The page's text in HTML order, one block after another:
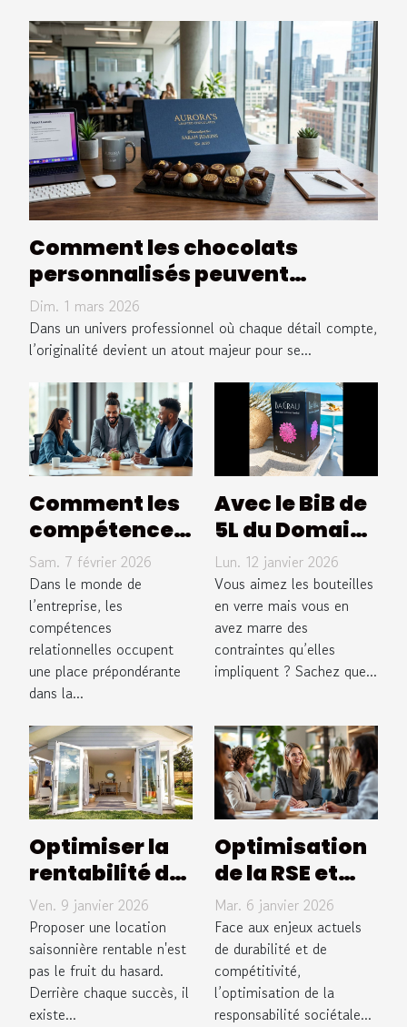
Comment les chocolats
personnalisés peuvent
transformer votre
communication d'entreprise ?
Dim. 1 mars 2026
Dans un univers professionnel où chaque détail compte,
l’originalité devient un atout majeur pour se...
Comment les
compétences
relationnelles
renforcent-
elles le
leadership en
entreprise ?
Sam. 7 février 2026
Dans le monde de
l’entreprise, les
compétences
relationnelles occupent
une place prépondérante
dans la...
Avec le BiB de
5L du Domaine
Bagrau,
oubliez les
contraintes
de la bouteille
en verre !
Lun. 12 janvier 2026
Vous aimez les bouteilles
en verre mais vous en
avez marre des
contraintes qu’elles
impliquent ? Sachez que...
Optimiser la
rentabilité de
votre location
saisonnière :
Stratégies
clés
Ven. 9 janvier 2026
Proposer une location
saisonnière rentable n'est
pas le fruit du hasard.
Derrière chaque succès, il
existe...
Optimisation
de la RSE et
des achats :
méthodes et
avantages
pour les
entreprises
Mar. 6 janvier 2026
Face aux enjeux actuels
de durabilité et de
compétitivité,
l’optimisation de la
responsabilité sociétale...